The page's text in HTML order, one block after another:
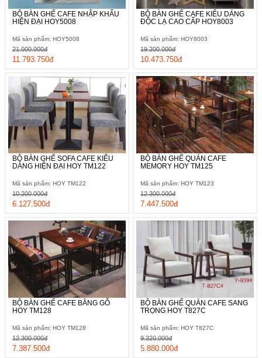
BỘ BÀN GHẾ CAFE NHẬP KHẨU
HIỆN ĐẠI HOY5008
Mã sản phẩm: HOY5008
11.793.750đ
21.000.000đ
BỘ BÀN GHẾ CAFE KIỂU DÁNG
ĐỘC LẠ CAO CẤP HOY8003
Mã sản phẩm: HOY8003
10.473.750đ
19.200.000đ
BỘ BÀN GHẾ SOFA CAFE KIỂU
DÁNG HIỆN ĐẠI HOY TM122
Mã sản phẩm: HOY TM122
6.127.500đ
10.200.000đ
BỘ BÀN GHẾ QUÁN CAFE
MEMORY HOY TM125
Mã sản phẩm: HOY TM123
7.447.500đ
12.300.000đ
BỘ BÀN GHẾ CAFE BẰNG GỖ
HOY TM128
Mã sản phẩm: HOY TM128
7.387.500đ
12.300.000đ
BỘ BÀN GHẾ QUÁN CAFE SANG
TRỌNG HOY T827C
Mã sản phẩm: HOY T827C
5.880.000đ
9.320.000đ